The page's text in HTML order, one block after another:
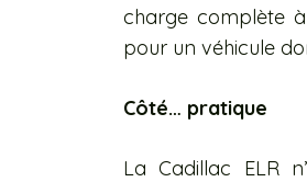
charge complète
pour un véhicule
Côté… pratique
La Cadillac ELR